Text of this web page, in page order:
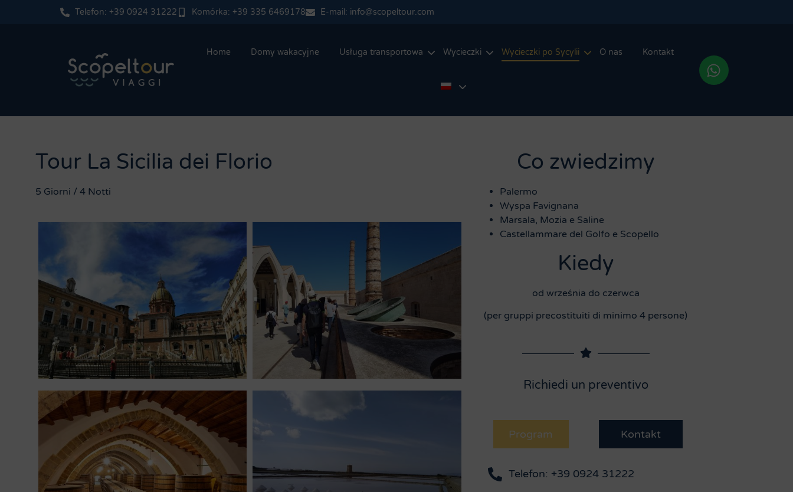
Telefon: +39 0924 31222 Komórka: +39 335 6469178 E-mail: info@scopeltour.com
Home Domy wakacyjne Usługa transportowa Wycieczki Wycieczki po Sycylii O nas Kontakt
Tour La Sicilia dei Florio
5 Giorni / 4 Notti
Co zwiedzimy
Palermo
Wyspa Favignana
Marsala, Mozia e Saline
Castellammare del Golfo e Scopello
Kiedy
od września do czerwca
(per gruppi precostituiti di minimo 4 persone)
Richiedi un preventivo
Program Kontakt
Telefon: +39 0924 31222